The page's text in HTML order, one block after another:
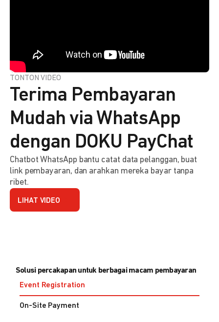
TONTON VIDEO
Terima Pembayaran
Mudah via WhatsApp
dengan DOKU PayChat
Chatbot WhatsApp bantu catat data pelanggan, buat
link pembayaran, dan arahkan mereka bayar tanpa
ribet.
LIHAT VIDEO
Solusi percakapan untuk berbagai macam pembayaran
Event Registration
On-Site Payment